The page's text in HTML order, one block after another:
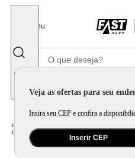
Menu
Veja as ofertas para seu
Insira seu CEP e confira a
Inserir CEP
Home
Cadeira Gamer Racer Giratória Gallant Altura Regulável